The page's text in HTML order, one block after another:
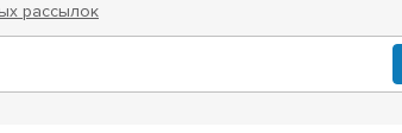
рассылок